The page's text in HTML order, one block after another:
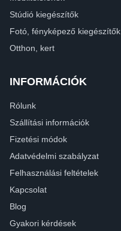
Stúdió kiegészítők
Fotó, fényképező kiegészítők
Otthon, kert
INFORMÁCIÓK
Rólunk
Szállítási információk
Fizetési módok
Adatvédelmi szabályzat
Felhasználási feltételek
Kapcsolat
Blog
Gyakori kérdések